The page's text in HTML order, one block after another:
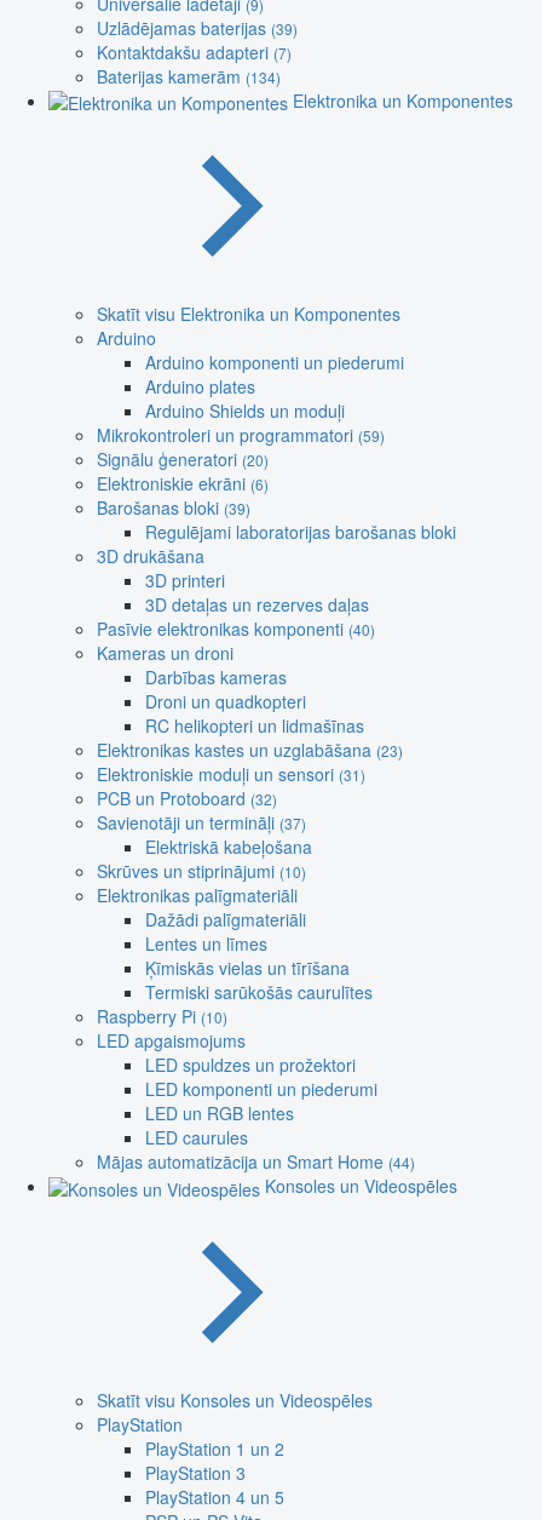
(9)
Uzlādējamas baterijas (39)
Kontaktdakšu adapteri (7)
Baterijas kamerām (134)
Elektronika un Komponentes
Skatīt visu Elektronika un Komponentes
Arduino
Arduino komponenti un piederumi
Arduino plates
Arduino Shields un moduļi
Mikrokontroleri un programmatori (59)
Signālu ģeneratori (20)
Elektroniskie ekrāni (6)
Barošanas bloki (39)
Regulējami laboratorijas barošanas bloki
3D drukāšana
3D printeri
3D detaļas un rezerves daļas
Pasīvie elektronikas komponenti (40)
Kameras un droni
Darbības kameras
Droni un quadkopteri
RC helikopteri un lidmašīnas
Elektronikas kastes un uzglabāšana (23)
Elektroniskie moduļi un sensori (31)
PCB un Protoboard (32)
Savienotāji un termināļi (37)
Elektriskā kabeļošana
Skrūves un stiprinājumi (10)
Elektronikas palīgmateriāli
Dažādi palīgmateriāli
Lentes un līmes
Ķīmiskās vielas un tīrīšana
Termiski sarūkošās caurulītes
Raspberry Pi (10)
LED apgaismojums
LED spuldzes un prožektori
LED komponenti un piederumi
LED un RGB lentes
LED caurules
Mājas automatizācija un Smart Home (44)
Konsoles un Videospēles
Skatīt visu Konsoles un Videospēles
PlayStation
PlayStation 1 un 2
PlayStation 3
PlayStation 4 un 5